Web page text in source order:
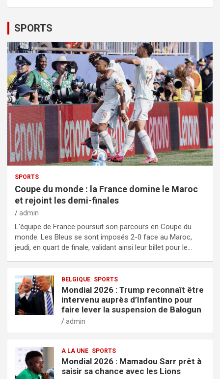
SPORTS
SPORTS
Coupe du monde : la France domine le Maroc
et rejoint les demi-finales
admin
L’équipe de France poursuit son parcours en Coupe du
monde. Les Bleus se sont imposés 2-0 face au Maroc,
jeudi, en quart de finale, validant ainsi leur billet pour le…
BELGIQUE SPORTS
Mondial 2026 : Trump reconnaît être
intervenu auprès d’Infantino pour
faire lever la suspension de Balogun
admin
A LA UNE SPORTS
Mondial 2026 : Mamadou Sarr prêt à
saisir sa chance avec les Lions